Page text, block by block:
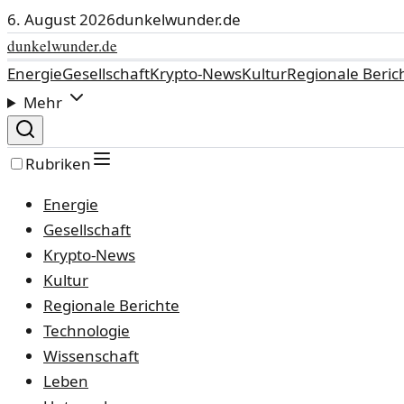
6. August 2026dunkelwunder.de
dunkelwunder.de
EnergieGesellschaftKrypto-NewsKulturRegionale
Mehr
Rubriken
Energie
Gesellschaft
Krypto-News
Kultur
Regionale Berichte
Technologie
Wissenschaft
Leben